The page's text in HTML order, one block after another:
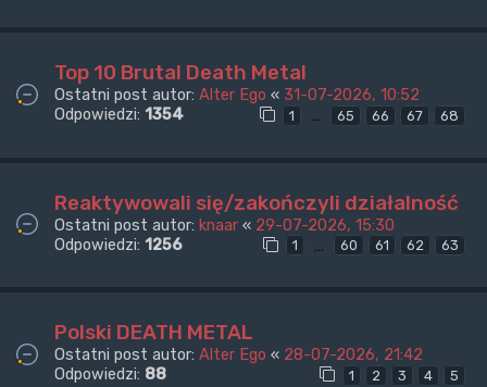
Top 10 Brutal Death Metal
Ostatni post autor: Alter Ego « 31-07-2026, 10:52
Odpowiedzi: 1354 1 … 65 66 67 68
Reaktywowali się/zakończyli działalność
Ostatni post autor: knaar « 29-07-2026, 15:30
Odpowiedzi: 1256 1 … 60 61 62 63
Polski DEATH METAL
Ostatni post autor: Alter Ego « 28-07-2026, 21:42
Odpowiedzi: 88 1 2 3 4 5